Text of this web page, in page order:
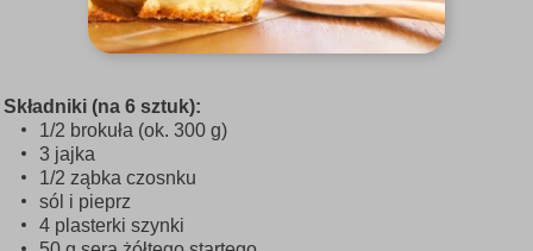
Składniki (na 6 sztuk):
1/2 brokuła (ok. 300 g)
3 jajka
1/2 ząbka czosnku
sól i pieprz
4 plasterki szynki